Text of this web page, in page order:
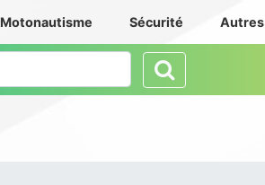
Motonautisme Sécurité Autres